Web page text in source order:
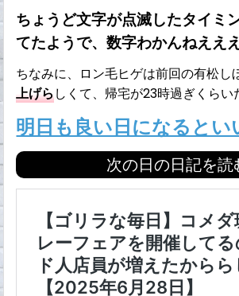
ちょうど文字が点滅したタイミ
てたようで、数字わかんねえ
ちなみに、ロン毛ヒゲは前回の有松し
上げらしくて、帰宅が23時過ぎくらい
明日も良い日になるとい
次の日の日記を読